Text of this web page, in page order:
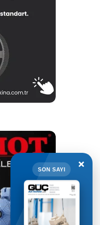
×
SON SAYI